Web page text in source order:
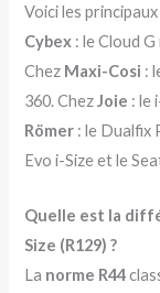
Voici les
Cybex : le Cloud
Chez Maxi-Cosi :
360. ChezJoie : le
Römer : le Dualfix
Evo i-Size et le
Quelle est la
Size (R129) ?
La norme R44